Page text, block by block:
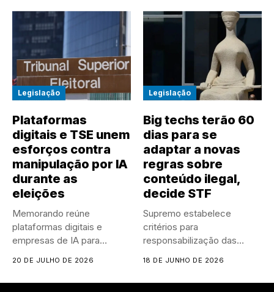
Legislação
Plataformas
digitais e TSE unem
esforços contra
manipulação por IA
durante as
eleições
Memorando reúne
plataformas digitais e
empresas de IA para
20 DE JULHO DE 2026
Legislação
Big techs terão 60
dias para se
adaptar a novas
regras sobre
conteúdo ilegal,
decide STF
Supremo estabelece
critérios para
responsabilização das
18 DE JUNHO DE 2026